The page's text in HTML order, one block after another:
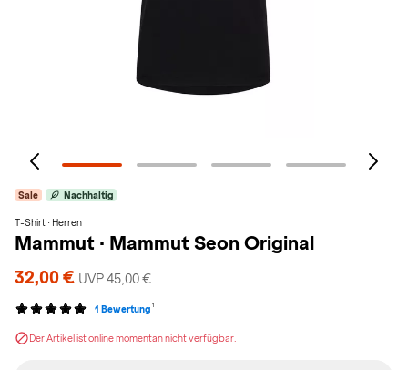
Sale Nachhaltig
T-Shirt · Herren
Mammut · Mammut Seon Original
32,00 € UVP 45,00 €
1 Bewertung 1
Der Artikel ist online momentan nicht verfügbar.